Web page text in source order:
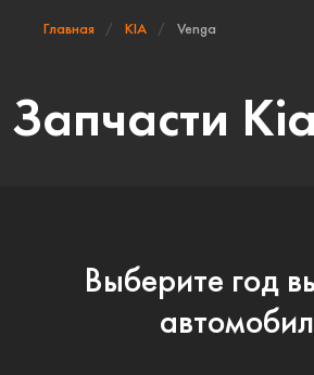
Главная KIA Venga
Запчасти
Выберите год